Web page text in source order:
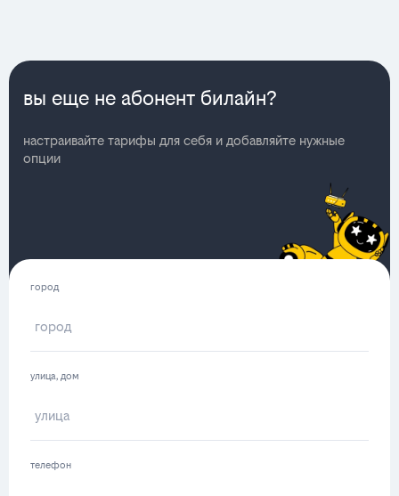
вы еще не абонент билайн?
настраивайте тарифы для себя и добавляйте нужные
опции
город
улица, дом
телефон